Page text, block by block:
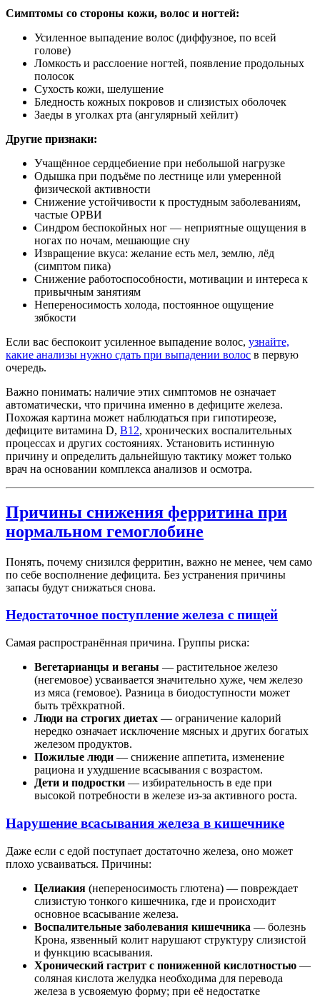
Симптомы со стороны кожи, волос и ногтей:
Усиленное выпадение волос (диффузное, по всей
голове)
Ломкость и расслоение ногтей, появление продольных
полосок
Сухость кожи, шелушение
Бледность кожных покровов и слизистых оболочек
Заеды в уголках рта (ангулярный хейлит)
Другие признаки:
Учащённое сердцебиение при небольшой нагрузке
Одышка при подъёме по лестнице или умеренной
физической активности
Снижение устойчивости к простудным заболеваниям,
частые ОРВИ
Синдром беспокойных ног — неприятные ощущения в
ногах по ночам, мешающие сну
Извращение вкуса: желание есть мел, землю, лёд
(симптом пика)
Снижение работоспособности, мотивации и интереса к
привычным занятиям
Непереносимость холода, постоянное ощущение
зябкости
Если вас беспокоит усиленное выпадение волос, узнайте,
какие анализы нужно сдать при выпадении волос в первую
очередь.
Важно понимать: наличие этих симптомов не означает
автоматически, что причина именно в дефиците железа.
Похожая картина может наблюдаться при гипотиреозе,
дефиците витамина D, B12, хронических воспалительных
процессах и других состояниях. Установить истинную
причину и определить дальнейшую тактику может только
врач на основании комплекса анализов и осмотра.
Причины снижения ферритина при
нормальном гемоглобине
Понять, почему снизился ферритин, важно не менее, чем само
по себе восполнение дефицита. Без устранения причины
запасы будут снижаться снова.
Недостаточное поступление железа с пищей
Самая распространённая причина. Группы риска:
Вегетарианцы и веганы — растительное железо
(негемовое) усваивается значительно хуже, чем железо
из мяса (гемовое). Разница в биодоступности может
быть трёхкратной.
Люди на строгих диетах — ограничение калорий
нередко означает исключение мясных и других богатых
железом продуктов.
Пожилые люди — снижение аппетита, изменение
рациона и ухудшение всасывания с возрастом.
Дети и подростки — избирательность в еде при
высокой потребности в железе из-за активного роста.
Нарушение всасывания железа в кишечнике
Даже если с едой поступает достаточно железа, оно может
плохо усваиваться. Причины:
Целиакия (непереносимость глютена) — повреждает
слизистую тонкого кишечника, где и происходит
основное всасывание железа.
Воспалительные заболевания кишечника — болезнь
Крона, язвенный колит нарушают структуру слизистой
и функцию всасывания.
Хронический гастрит с пониженной кислотностью —
соляная кислота желудка необходима для перевода
железа в усвояемую форму; при её недостатке